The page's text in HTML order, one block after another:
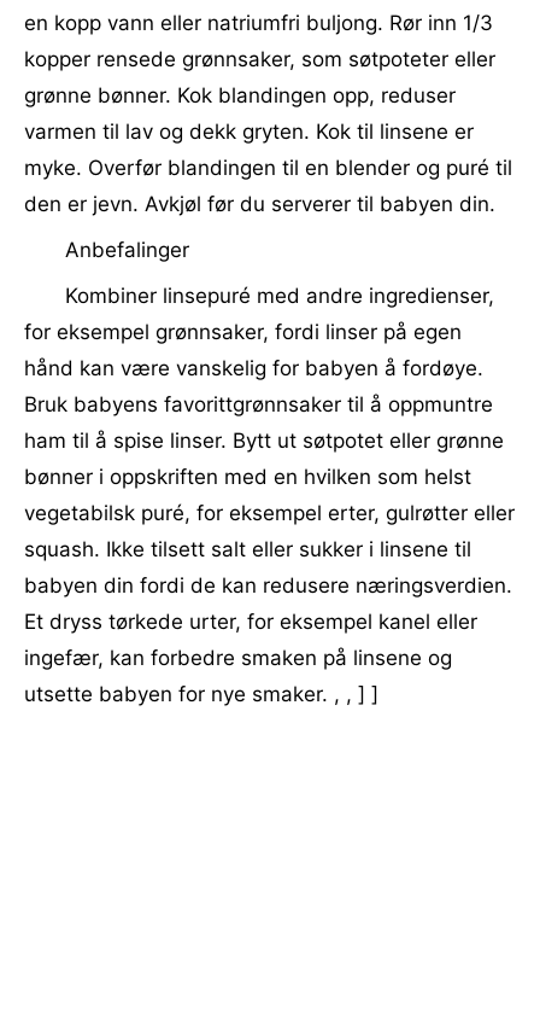
en kopp vann eller natriumfri buljong. Rør inn 1/3
kopper rensede grønnsaker, som søtpoteter eller
grønne bønner. Kok blandingen opp, reduser
varmen til lav og dekk gryten. Kok til linsene er
myke. Overfør blandingen til en blender og puré til
den er jevn. Avkjøl før du serverer til babyen din.
Anbefalinger
Kombiner linsepuré med andre ingredienser,
for eksempel grønnsaker, fordi linser på egen
hånd kan være vanskelig for babyen å fordøye.
Bruk babyens favorittgrønnsaker til å oppmuntre
ham til å spise linser. Bytt ut søtpotet eller grønne
bønner i oppskriften med en hvilken som helst
vegetabilsk puré, for eksempel erter, gulrøtter eller
squash. Ikke tilsett salt eller sukker i linsene til
babyen din fordi de kan redusere næringsverdien.
Et dryss tørkede urter, for eksempel kanel eller
ingefær, kan forbedre smaken på linsene og
utsette babyen for nye smaker. , , ] ]